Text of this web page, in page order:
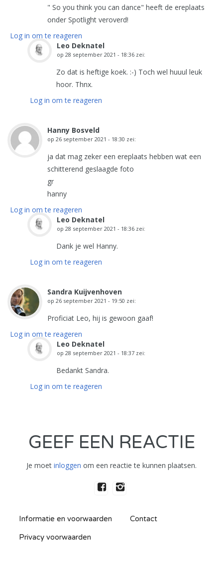
" So you think you can dance" heeft de ereplaats
onder Spotlight veroverd!
Log in om te reageren
Leo Deknatel
op 28 september 2021 - 18:36 zei:
Zo dat is heftige koek. :-) Toch wel huuul leuk
hoor. Thnx.
Log in om te reageren
Hanny Bosveld
op 26 september 2021 - 18:30 zei:
ja dat mag zeker een ereplaats hebben wat een
schitterend geslaagde foto
gr
hanny
Log in om te reageren
Leo Deknatel
op 28 september 2021 - 18:36 zei:
Dank je wel Hanny.
Log in om te reageren
Sandra Kuijvenhoven
op 26 september 2021 - 19:50 zei:
Proficiat Leo, hij is gewoon gaaf!
Log in om te reageren
Leo Deknatel
op 28 september 2021 - 18:37 zei:
Bedankt Sandra.
Log in om te reageren
GEEF EEN REACTIE
Je moet inloggen om een reactie te kunnen plaatsen.
Informatie en voorwaarden Contact
Privacy voorwaarden